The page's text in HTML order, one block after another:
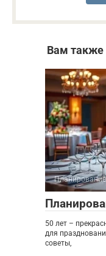
Вам также
50 лет –
для
советы,